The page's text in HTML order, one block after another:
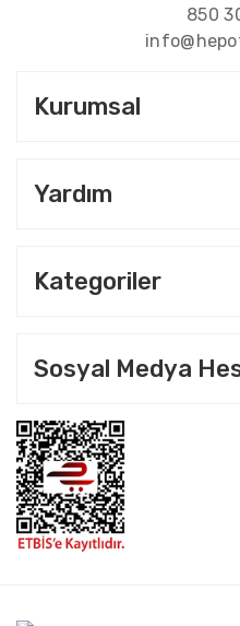
850
Kurumsal
Yardım
Kategoriler
Sosyal Medya